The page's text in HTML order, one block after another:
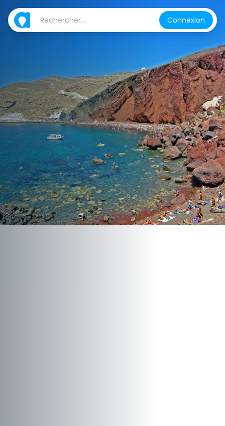
Connexion